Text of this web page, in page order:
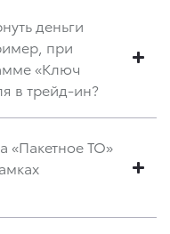
деньги
при
«Ключ
в трейд-ин?
«Пакетное ТО»